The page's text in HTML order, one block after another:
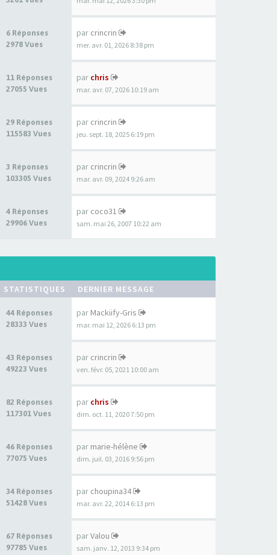
6 Réponses
2978 Vues
par crincrin
mer. avr. 01, 2026 8:38 pm
11 Réponses
27055 Vues
par chris
mar. avr. 07, 2026 10:19 am
29 Réponses
115583 Vues
par crincrin
jeu. sept. 18, 2025 6:19 pm
3 Réponses
103305 Vues
par crincrin
mar. avr. 09, 2024 9:26 am
4 Réponses
29906 Vues
par coco31
sam. mai 26, 2007 10:22 am
STATISTIQUES DERNIER MESSAGE
44 Réponses
28333 Vues
par Mackiify-Gris
mar. mai 12, 2026 6:13 pm
43 Réponses
49223 Vues
par crincrin
ven. févr. 05, 2021 10:00 am
82 Réponses
117301 Vues
par chris
dim. oct. 11, 2020 7:50 pm
46 Réponses
77075 Vues
par marie-hélène
dim. juil. 03, 2016 9:56 pm
34 Réponses
51428 Vues
par choupina34
mar. avr. 22, 2014 6:13 pm
67 Réponses
97785 Vues
parValou
sam. janv. 12, 2013 9:34 pm